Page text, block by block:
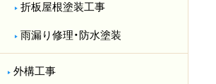
折板屋根塗装工事
雨漏り修理・防水塗装
外構工事